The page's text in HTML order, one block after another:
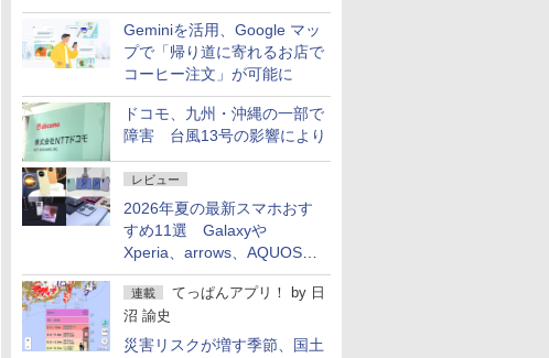
Geminiを活用、Google マッ
プで「帰り道に寄れるお店で
コーヒー注文」が可能に
ドコモ、九州・沖縄の一部で
障害 台風13号の影響により
レビュー
2026年夏の最新スマホおす
すめ11選 Galaxyや
Xperia、arrows、AQUOSな
ど注目機種の特徴は
連載 てっぱんアプリ！ by 日
沼 諭史
災害リスクが増す季節、国土